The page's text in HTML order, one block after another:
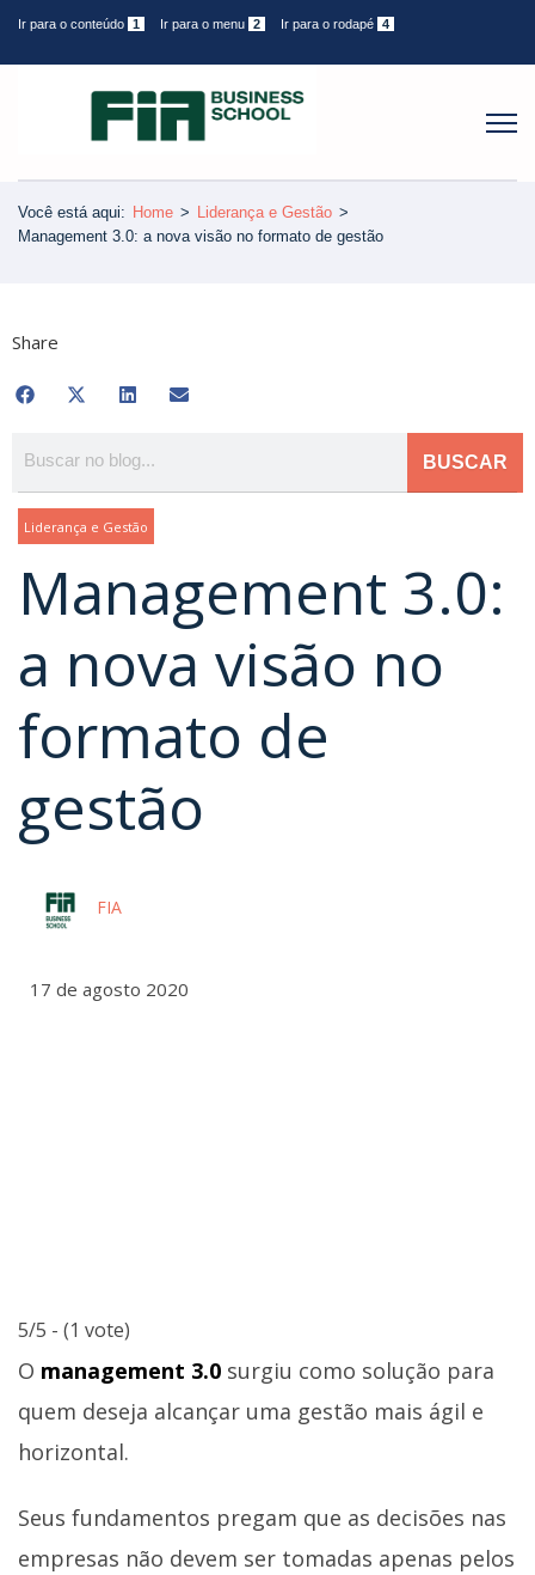
Ir para o conteúdo 1 Ir para o menu 2 Ir para o rodapé 4
Você está aqui: Home > Liderança e Gestão >
Management 3.0: a nova visão no formato de gestão
Share
BUSCAR
Liderança e Gestão
Management 3.0:
a nova visão no
formato de
gestão
FIA
17 de agosto 2020
5/5 - (1 vote)
O management 3.0 surgiu como solução para
quem deseja alcançar uma gestão mais ágil e
horizontal.
Seus fundamentos pregam que as decisões nas
empresas não devem ser tomadas apenas pelos